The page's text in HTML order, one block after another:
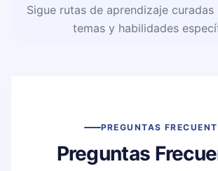
Sigue rutas de aprendizaje
temas y habilidades
PREGUNTAS
Preguntas